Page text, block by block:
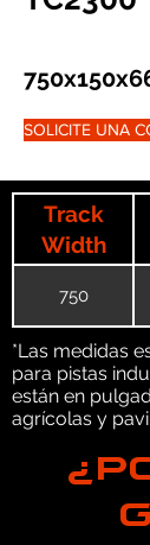
SOLICITE UNA
Track
Width
750
*Las medidas
para pistas
están en
agrícolas y